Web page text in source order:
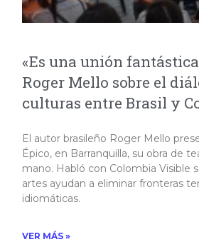
«Es una unión
Roger Mello sobre el
culturas entre Brasil y
El autor brasileño Roger Mello
Épico, en Barranquilla, su obra de
mano. Habló con Colombia Visible
artes ayudan a eliminar fronteras
idiomáticas.
VER MÁS »